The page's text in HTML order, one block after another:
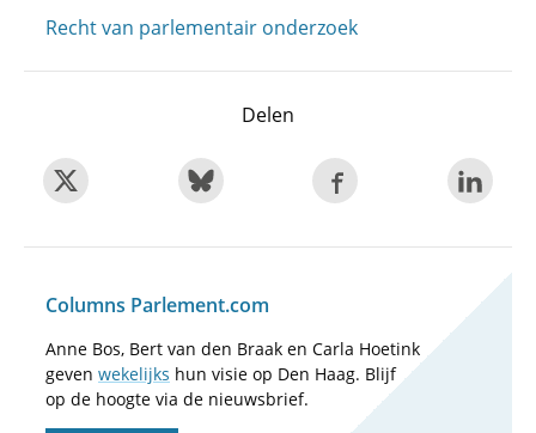
Recht van parlementair onderzoek
Delen
Columns Parlement.com
Anne Bos, Bert van den Braak en Carla Hoetink
geven wekelijks hun visie op Den Haag. Blijf
op de hoogte via de nieuwsbrief.